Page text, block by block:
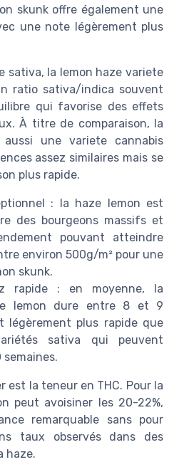
skunk offre également une
une note légèrement plus
sativa, la lemon haze variete
ratio sativa/indica souvent
qui favorise des effets
À titre de comparaison, la
une variete cannabis
assez similaires mais se
plus rapide.
: la haze lemon est
des bourgeons massifs et
pouvant atteindre
environ 500g/m² pour une
skunk.
rapide : en moyenne, la
lemon dure entre 8 et 9
légèrement plus rapide que
sativa qui peuvent
est la teneur en THC. Pour la
peut avoisiner les 20-22%,
remarquable sans pour
taux observés dans des
haze.